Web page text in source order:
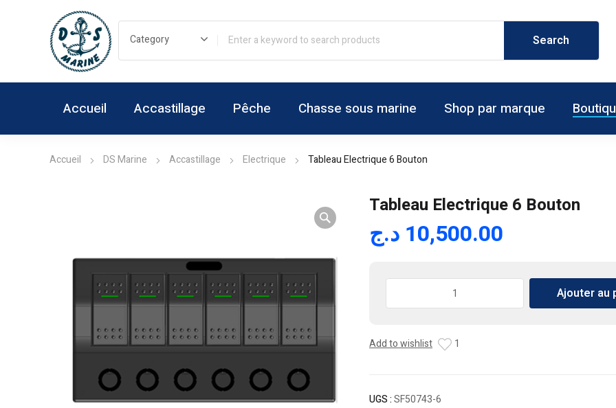
Accueil Accastillage Pêche Chasse sous marine Shop par marque
Accueil DS Marine Accastillage Electrique Tableau Electrique 6 Bouton
Tableau Electrique 6 Bouton
10,500.00 د.ج
6
Ajouter au
Add to wishlist 1
UGS :SF50743-6